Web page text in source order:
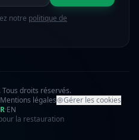
notre politique de
droits réservés.
Mentions légales
Gérer les cookies
·EN
la restauration